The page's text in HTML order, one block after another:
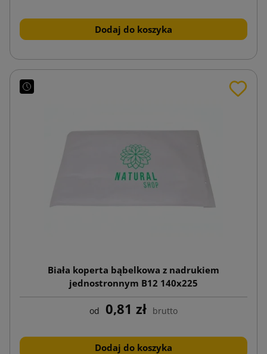
Dodaj do koszyka
Biała koperta bąbelkowa z nadrukiem
jednostronnym B12 140x225
od 0,81 zł brutto
Dodaj do koszyka